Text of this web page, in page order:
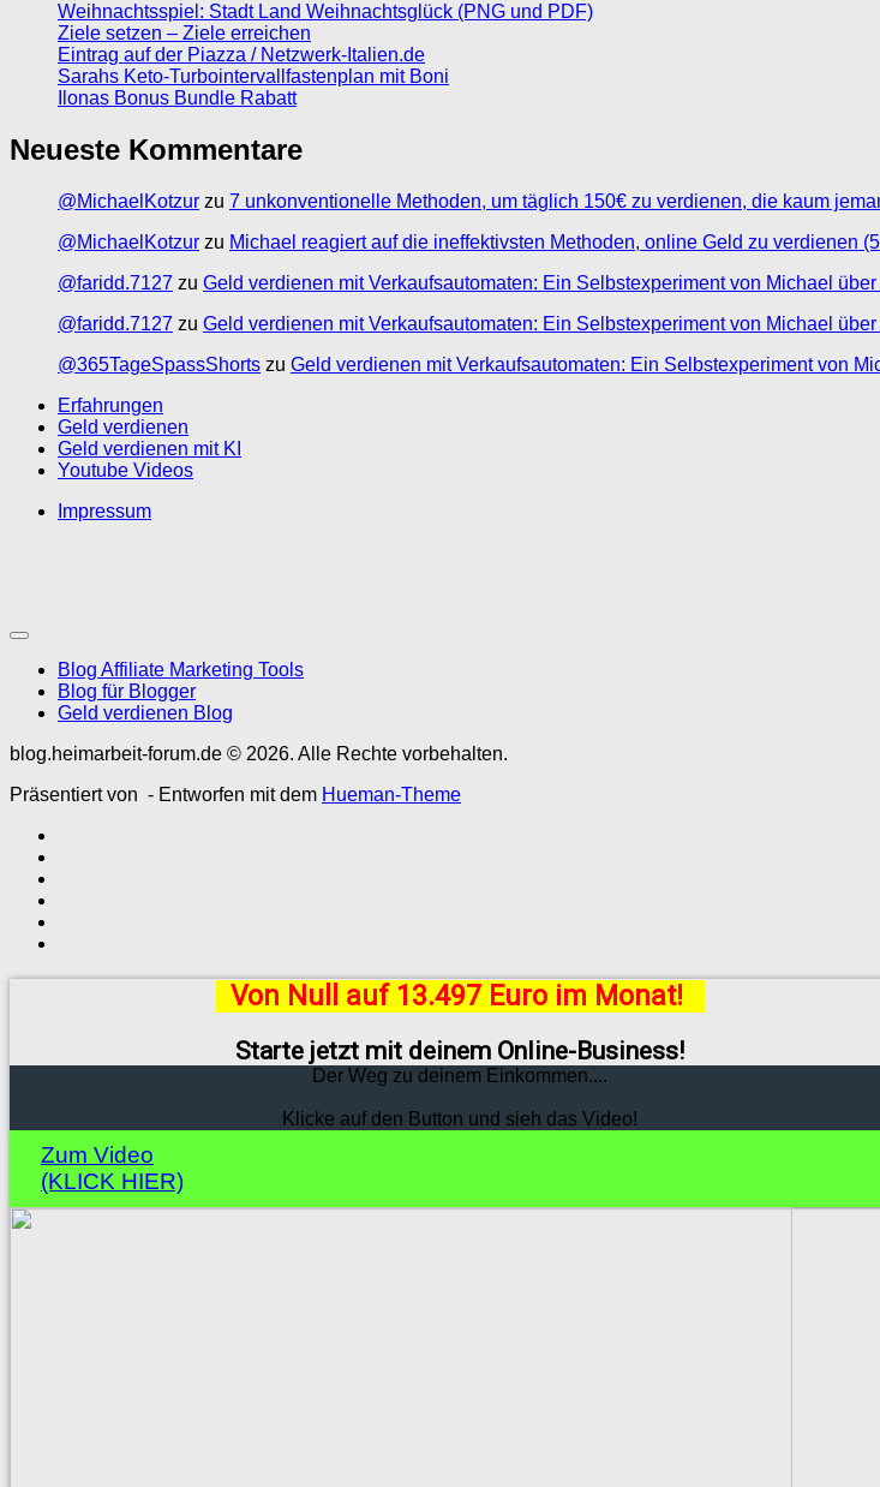
Weihnachtsspiel: Stadt Land Weihnachtsglück (PNG und PDF)
Ziele setzen – Ziele erreichen
Eintrag auf der Piazza / Netzwerk-Italien.de
Sarahs Keto-Turbointervallfastenplan mit Boni
Ilonas Bonus Bundle Rabatt
Neueste Kommentare
@MichaelKotzur zu 7 unkonventionelle Methoden, um täglich 150€ zu verdienen, die kaum
@MichaelKotzur zu Michael reagiert auf die ineffektivsten Methoden, online Geld zu verdienen
@faridd.7127 zu Geld verdienen mit Verkaufsautomaten: Ein Selbstexperiment von Michael über
@faridd.7127 zu Geld verdienen mit Verkaufsautomaten: Ein Selbstexperiment von Michael über
@365TageSpassShorts zu Geld verdienen mit Verkaufsautomaten: Ein Selbstexperiment von
Erfahrungen
Geld verdienen
Geld verdienen mit KI
Youtube Videos
Impressum
Blog Affiliate Marketing Tools
Blog für Blogger
Geld verdienen Blog
blog.heimarbeit-forum.de © 2026. Alle Rechte vorbehalten.
Präsentiert von - Entworfen mit dem Hueman-Theme
Von Null auf 13.497 Euro im Monat!
Starte jetzt mit deinem Online-Business!
Der Weg zu deinem Einkommen....
Klicke auf den Button und sieh das Video!
Zum Video
(KLICK HIER)